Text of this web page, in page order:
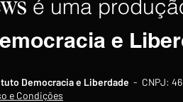
é uma
e
Democracia e Liberdade - CNPJ:
e Condições